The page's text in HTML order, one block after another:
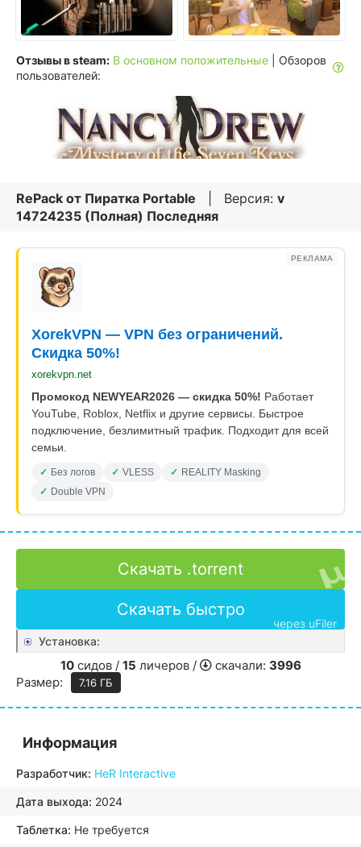
Отзывы в steam: В основном положительные
| Обзоров
пользователей:
RePack от Пиратка Portable | Версия: v
14724235 (Полная) Последняя
РЕКЛАМА
XorekVPN — VPN без ограничений.
Скидка 50%!
xorekvpn.net
Промокод NEWYEAR2026 — скидка 50%! Работает
YouTube, Roblox, Netflix и другие сервисы. Быстрое
подключение, безлимитный трафик. Подходит для всей
семьи.
Без логов VLESS
REALITY Masking
Double VPN
Скачать .torrent
Скачать быстро
через uFiler
Установка:
10сидов / 15 личеров / скачали: 3996
Размер:
7.16 ГБ
Информация
Разработчик: HeR Interactive
Дата выхода: 2024
Таблетка: Не требуется